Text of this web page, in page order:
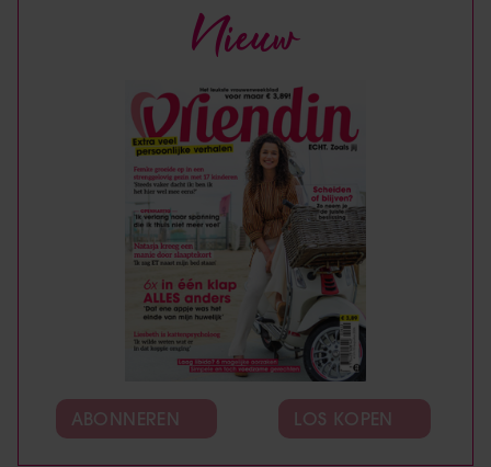
Nieuw
ABONNEREN LOS KOPEN